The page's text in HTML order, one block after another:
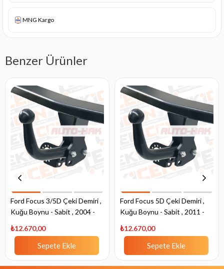
MNG Kargo
Benzer Ürünler
Ford Focus 3/5D Çeki Demiri ,
Kuğu Boynu - Sabit , 2004 -
₺12.670,00
Sepete Ekle
Ford Focus 5D Çeki Demiri ,
Kuğu Boynu - Sabit , 2011 -
₺12.670,00
Sepete Ekle